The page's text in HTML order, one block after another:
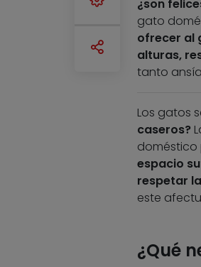
¿son
gato
ofrecer al
alturas,
tanto
Los gatos
caseros?
doméstico
espacio
respetar
este
¿Qué